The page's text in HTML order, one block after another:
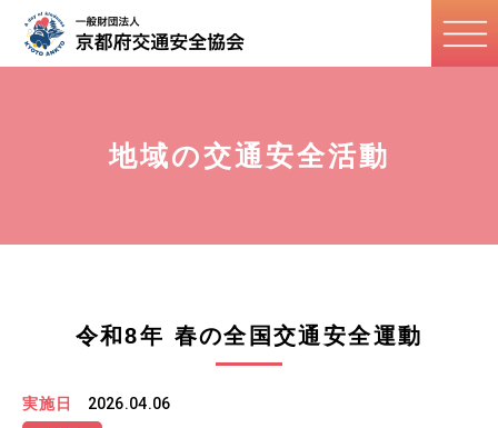
地域の交通安全活動
令和8年 春の全国交通安全運動
実施日 2026.04.06